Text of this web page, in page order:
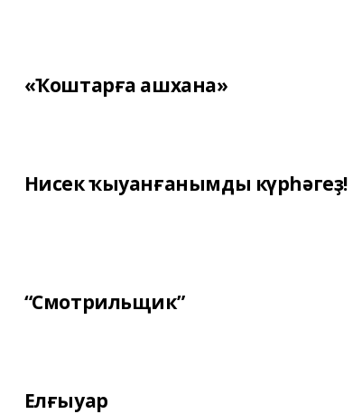
«Ҡоштарға ашхана»
Нисек ҡыуанғанымды күрһәгеҙ!
“Смотрильщик”
Елғыуар